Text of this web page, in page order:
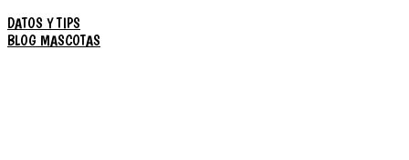
DATOS Y TIPS
BLOG MASCOTAS